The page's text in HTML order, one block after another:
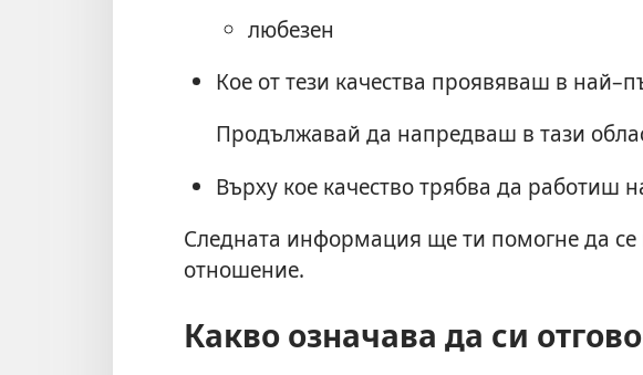
любезен
Кое от тези качества проявяваш в
Продължавай да напредваш в тази
Върху кое качество трябва да работиш
Следната информация ще ти помогне да
отношение.
Какво означава да си